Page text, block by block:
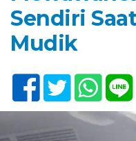
Sendiri
Mudik